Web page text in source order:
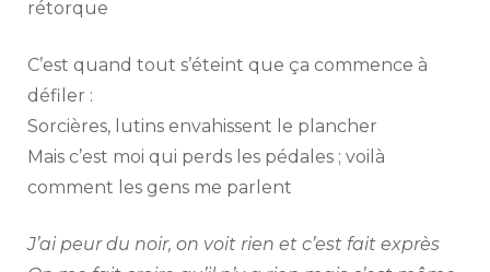
rétorque
C’est quand tout s’éteint que ça commence à
défiler :
Sorcières, lutins envahissent le plancher
Mais c’est moi qui perds les pédales ; voilà
comment les gens me parlent
J’ai peur du noir, on voit rien et c’est fait exprès